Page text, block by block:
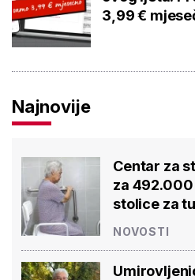
3,99 €
Najnovije
Centar za
za 492.000
stolice za
NOVOSTI